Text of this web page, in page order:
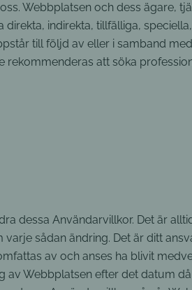
Webbplatsen och dess ägare,
indirekta, tillfälliga,
till följd av eller i samband
rekommenderas att söka
dessa Användarvillkor. Det är
sådan ändring. Det är ditt
av och anses ha blivit
Webbplatsen efter det datum